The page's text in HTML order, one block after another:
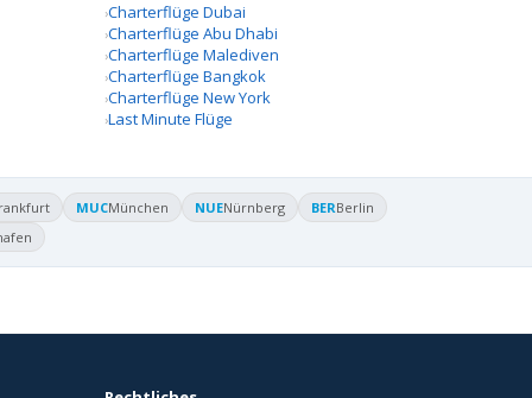
Charterflüge Dubai
Charterflüge Abu Dhabi
Charterflüge Malediven
Charterflüge Bangkok
Charterflüge New York
Last Minute Flüge
MUCMünchen NUENürnberg BERBerlin